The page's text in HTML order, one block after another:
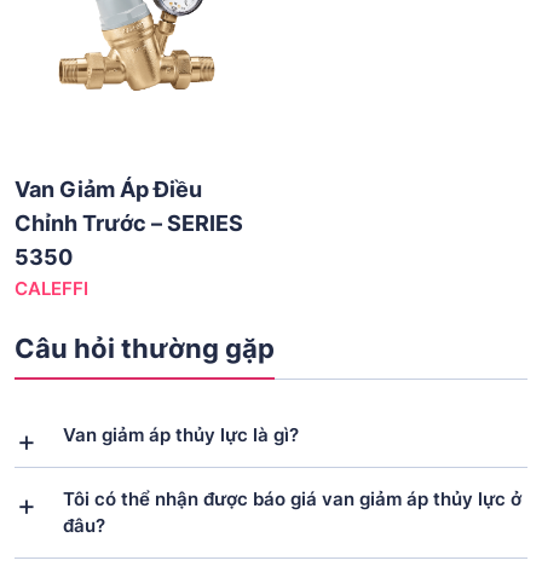
Van Giảm Áp Điều
Chỉnh Trước – SERIES
5350
CALEFFI
Câu hỏi thường gặp
Van giảm áp thủy lực là gì?
Tôi có thể nhận được báo giá van giảm áp thủy lực ở
đâu?